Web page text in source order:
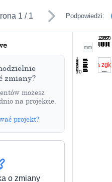
1 / 1 Podpowiedzi:
zmiany?
możesz
na projekcie.
projekt?
o zmiany
12345678
1
2
3
4
5
6
7
8
9
10
mm